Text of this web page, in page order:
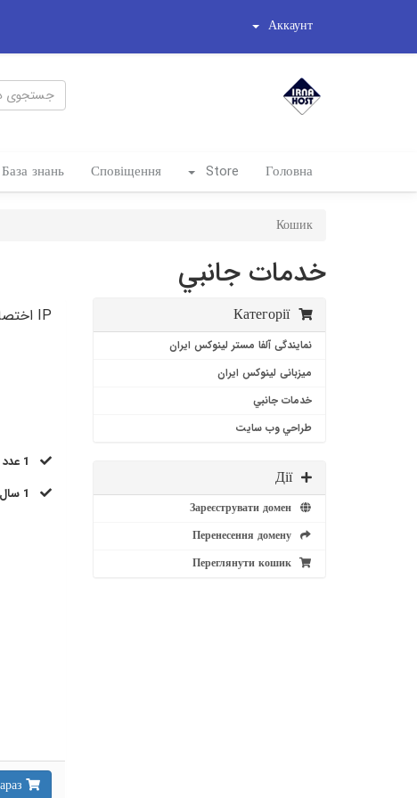
Аккаунт
Головна
Store
Сповіщення
База знань
Кошик
خدمات جانبي
IP اختصاصي
1 عدد
1 سال
Категорії
نمایندگی آلفا مستر لینوکس ایران
میزبانی لینوکس ایران
خدمات جانبي
طراحي وب سايت
Дії